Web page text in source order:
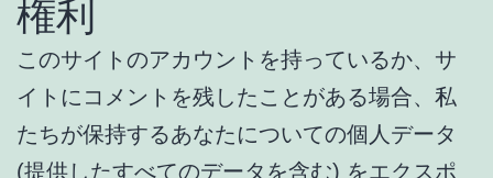
権利
このサイトのアカウントを持っているか、サ
イトにコメントを残したことがある場合、私
たちが保持するあなたについての個人データ
(提供したすべてのデータを含む) をエクスポ